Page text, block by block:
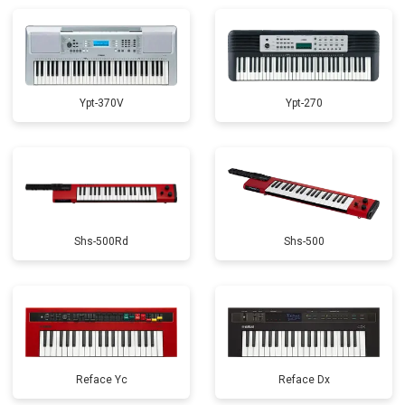
Ypt-370V Ypt-270
Shs-500Rd Shs-500
Reface Yc Reface Dx